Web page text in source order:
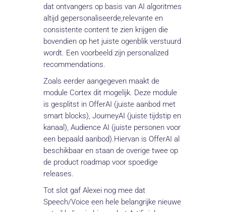
dat ontvangers op basis van AI algoritmes
altijd gepersonaliseerde,relevante en
consistente content te zien krijgen die
bovendien op het juiste ogenblik verstuurd
wordt. Een voorbeeld zijn personalized
recommendations.
Zoals eerder aangegeven maakt de
module Cortex dit mogelijk. Deze module
is gesplitst in OfferAI (juiste aanbod met
smart blocks), JourneyAI (juiste tijdstip en
kanaal), Audience AI (juiste personen voor
een bepaald aanbod).Hiervan is OfferAI al
beschikbaar en staan de overige twee op
de product roadmap voor spoedige
releases.
Tot slot gaf Alexei nog mee dat
Speech/Voice een hele belangrijke nieuwe